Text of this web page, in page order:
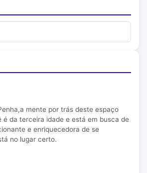
mente por trás deste espaço
é da terceira idade e está em busca de
e enriquecedora de se
no lugar certo.